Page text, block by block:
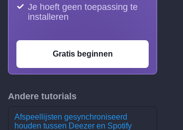
Je hoeft geen toepassing te
installeren
Gratis beginnen
Andere tutorials
Afspeellijsten gesynchroniseerd
houden tussen Deezer en Spotify